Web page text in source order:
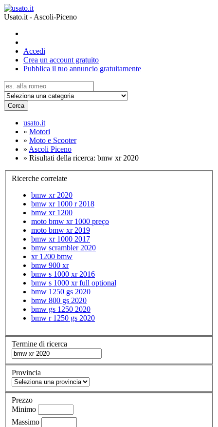
Usato.it - Ascoli-Piceno
Accedi
Crea un account gratuito
Pubblica il tuo annuncio gratuitamente
Cerca
usato.it
» Motori
» Moto e Scooter
» Ascoli Piceno
» Risultati della ricerca: bmw xr 2020
Ricerche correlate
bmw xr 2020
bmw xr 1000 r 2018
bmw xr 1200
moto bmw xr 1000 preço
moto bmw xr 2019
bmw xr 1000 2017
bmw scrambler 2020
xr 1200 bmw
bmw 900 xr
bmw s 1000 xr 2016
bmw s 1000 xr full optional
bmw 1250 gs 2020
bmw 800 gs 2020
bmw gs 1250 2020
bmw r 1250 gs 2020
Termine di ricerca
Provincia
Prezzo
Minimo
Massimo